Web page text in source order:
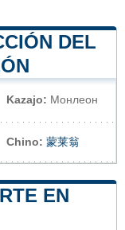
DEL
Kazajo: Монлеон
Chino: 蒙莱翁
EN